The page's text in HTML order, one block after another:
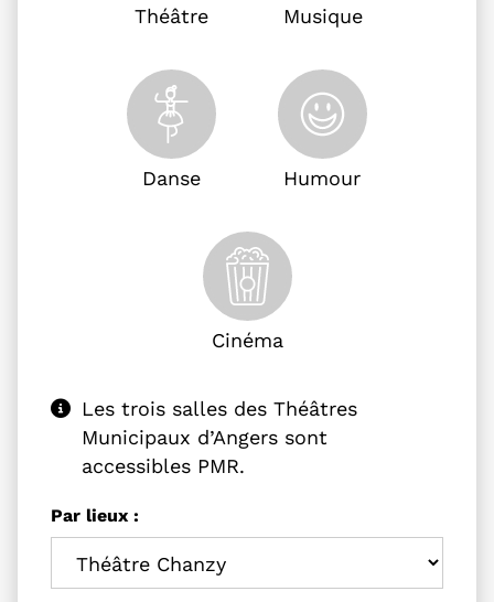
Théâtre Musique
Danse Humour
Cinéma
Les trois salles des Théâtres
Municipaux d’Angers sont
accessibles PMR.
Filtrer les événements
Par lieux :